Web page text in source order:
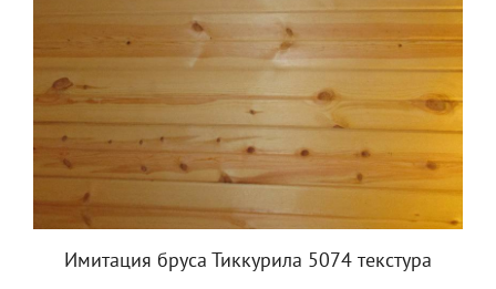
Имитация бруса Тиккурила 5074 текстура